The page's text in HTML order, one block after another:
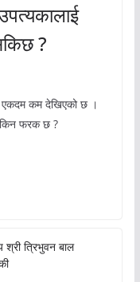
?
एकदम कम देखिएको छ ।
किन फरक छ ?
श्री त्रिभुवन बाल